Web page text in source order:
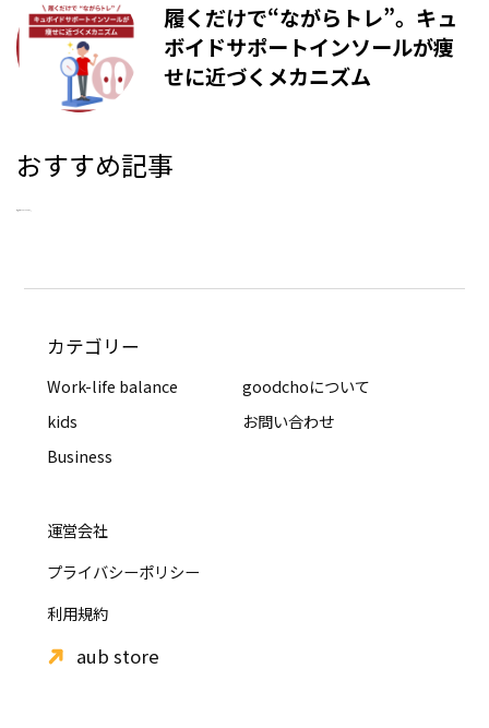
履くだけで“ながらトレ”。キュ
ボイドサポートインソールが痩
せに近づくメカニズム
おすすめ記事
カテゴリー
Work-life balance
goodchoについて
kids
お問い合わせ
Business
運営会社
プライバシーポリシー
利用規約
aub store